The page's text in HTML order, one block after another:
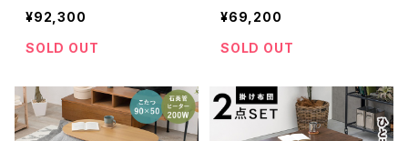
たつ コタツ ダイニングチェ
ア こたつテーブル こたつ布
団 新生活 模様替え 一人暮
¥92,300
SOLD OUT
コタツ ダイニングチェア こ
たつテーブル こたつ布団 新
生活 模様替え 一人暮らし
¥69,200
SOLD OUT